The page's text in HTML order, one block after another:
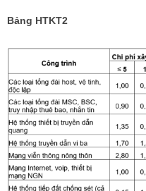
Bảng HTKT2